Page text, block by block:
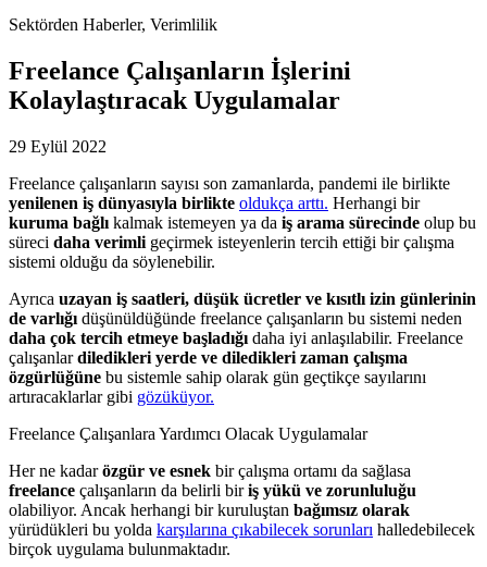
Sektörden Haberler, Verimlilik
Freelance Çalışanların İşlerini
Kolaylaştıracak Uygulamalar
29 Eylül 2022
Freelance çalışanların sayısı son zamanlarda, pandemi ile birlikte
yenilenen iş dünyasıyla birlikte oldukça arttı. Herhangi bir
kuruma bağlı kalmak istemeyen ya da iş arama sürecinde olup bu
süreci daha verimli geçirmek isteyenlerin tercih ettiği bir çalışma
sistemi olduğu da söylenebilir.
Ayrıca uzayan iş saatleri, düşük ücretler ve kısıtlı izin günlerinin
de varlığı düşünüldüğünde freelance çalışanların bu sistemi neden
daha çok tercih etmeye başladığı daha iyi anlaşılabilir. Freelance
çalışanlardiledikleri yerde ve diledikleri zaman çalışma
özgürlüğüne bu sistemle sahip olarak gün geçtikçe sayılarını
artıracaklarlar gibi gözüküyor.
Freelance Çalışanlara Yardımcı Olacak Uygulamalar
Her ne kadarözgür ve esnek bir çalışma ortamı da sağlasa
freelance çalışanların da belirli biriş yükü ve zorunluluğu
olabiliyor. Ancak herhangi bir kuruluştan bağımsız olarak
yürüdükleri bu yolda karşılarına çıkabilecek sorunları halledebilecek
birçok uygulama bulunmaktadır.